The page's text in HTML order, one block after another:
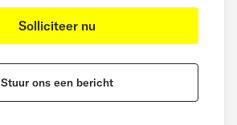
Solliciteer nu
Stuur ons een bericht